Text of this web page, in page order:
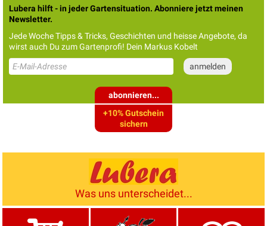
Lubera hilft - in jeder Gartensituation. Abonniere jetzt meinen
Newsletter.
Jede Woche Tipps & Tricks, Geschichten und heisse Angebote, da
wirst auch Du zum Gartenprofi! Dein Markus Kobelt
abonnieren...
+10% Gutschein
sichern
Was uns unterscheidet...